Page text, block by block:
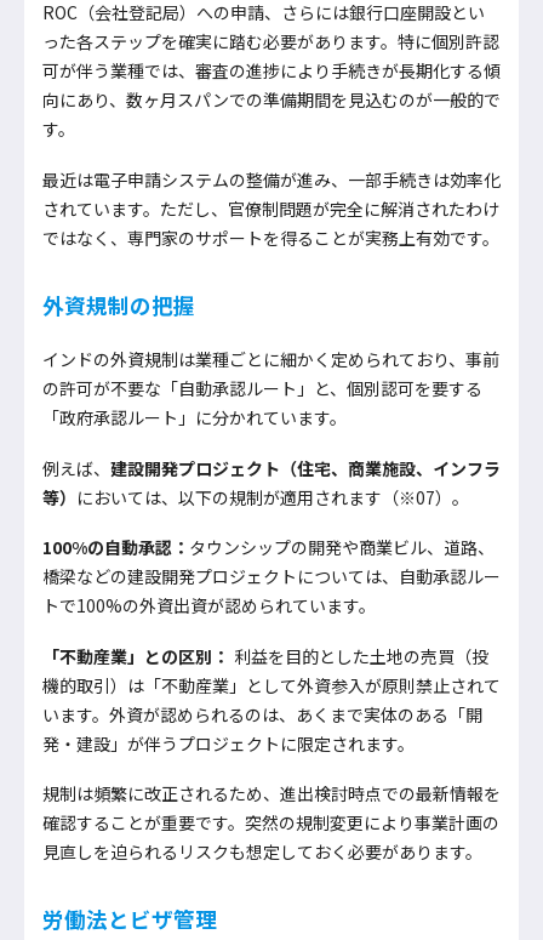
ROC（会社登記局）への申請、さらには銀行口座開設とい
った各ステップを確実に踏む必要があります。特に個別許認
可が伴う業種では、審査の進捗により手続きが長期化する傾
向にあり、数ヶ月スパンでの準備期間を見込むのが一般的で
す。
最近は電子申請システムの整備が進み、一部手続きは効率化
されています。ただし、官僚制問題が完全に解消されたわけ
ではなく、専門家のサポートを得ることが実務上有効です。
外資規制の把握
インドの外資規制は業種ごとに細かく定められており、事前
の許可が不要な「自動承認ルート」と、個別認可を要する
「政府承認ルート」に分かれています。
例えば、 建設開発プロジェクト（住宅、商業施設、インフラ
等） においては、以下の規制が適用されます（※07）。
100%の自動承認： タウンシップの開発や商業ビル、道路、
橋梁などの建設開発プロジェクトについては、自動承認ルー
トで100%の外資出資が認められています。
「不動産業」との区別： 利益を目的とした土地の売買（投
機的取引）は「不動産業」として外資参入が原則禁止されて
います。外資が認められるのは、あくまで実体のある「開
発・建設」が伴うプロジェクトに限定されます。
規制は頻繁に改正されるため、進出検討時点での最新情報を
確認することが重要です。突然の規制変更により事業計画の
見直しを迫られるリスクも想定しておく必要があります。
労働法とビザ管理